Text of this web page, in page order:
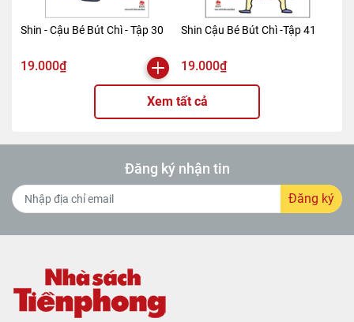
Shin - Cậu Bé Bút Chì - Tập 30
19.000₫
Shin Cậu Bé Bút Chì -Tập 41
19.000₫
Xem tất cả
Đăng ký nhận tin
Đăng ký